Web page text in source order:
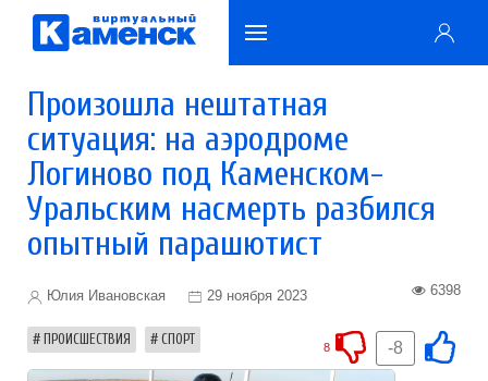
Произошла нештатная
ситуация: на аэродроме
Логиново под Каменском-
Уральским насмерть разбился
опытный парашютист
Юлия Ивановская 29 ноября 2023 6398
ПРОИСШЕСТВИЯ СПОРТ -8
8